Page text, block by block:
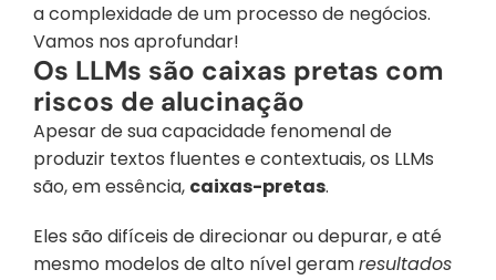
a complexidade de um processo de negócios.
Vamos nos aprofundar!
Os LLMs são caixas pretas com
riscos de alucinação
Apesar de sua capacidade fenomenal de
produzir textos fluentes e contextuais, os LLMs
são, em essência, caixas-pretas.
Eles são difíceis de direcionar ou depurar, e até
mesmo modelos de alto nível geram resultados